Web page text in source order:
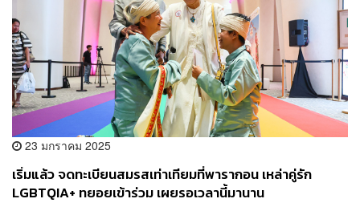
23 มกราคม 2025
เริ่มแล้ว จดทะเบียนสมรสเท่าเทียมที่พารากอน เหล่าคู่รัก
LGBTQIA+ ทยอยเข้าร่วม เผยรอเวลานี้มานาน